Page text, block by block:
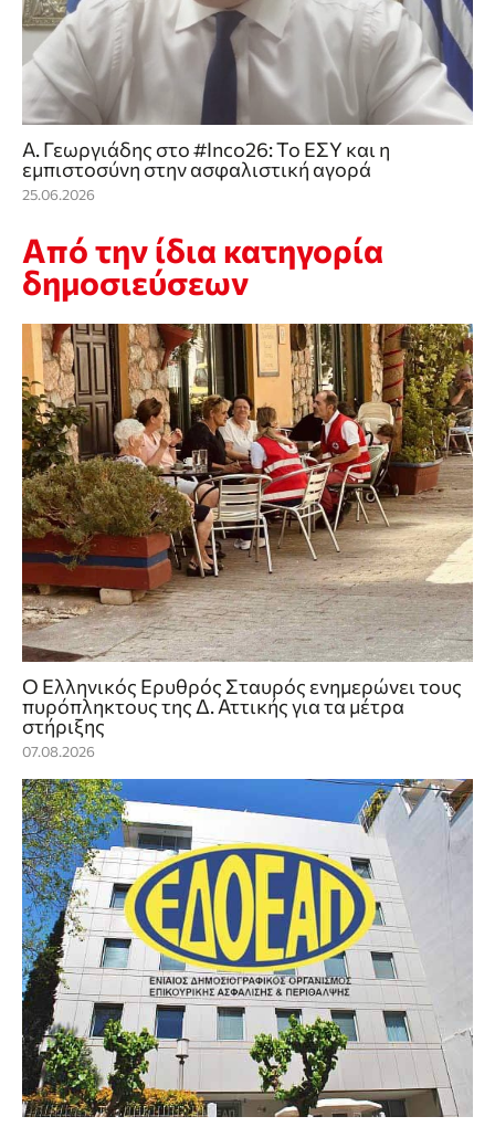
Α. Γεωργιάδης στο #Inco26: To ΕΣΥ και η
εμπιστοσύνη στην ασφαλιστική αγορά
25.06.2026
Από την ίδια κατηγορία
δημοσιεύσεων
Ο Ελληνικός Ερυθρός Σταυρός ενημερώνει τους
πυρόπληκτους της Δ. Αττικής για τα μέτρα
στήριξης
07.08.2026